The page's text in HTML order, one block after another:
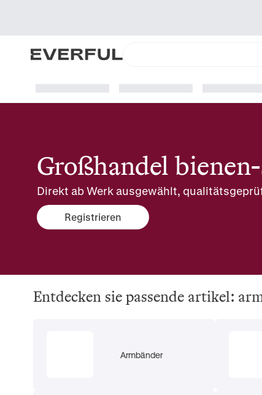
Großhandel
Direkt ab Werk ausgewählt,
Registrieren
Entdecken sie passende artikel:
Armbänder